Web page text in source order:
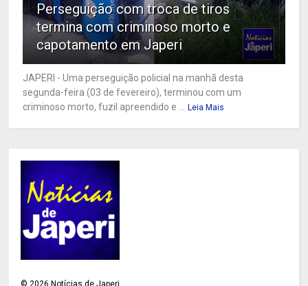
Perseguição com troca de tiros
termina com criminoso morto e
capotamento em Japeri
JAPERI - Uma perseguição policial na manhã desta
segunda-feira (03 de fevereiro), terminou com um
criminoso morto, fuzil apreendido e ...
Leia Mais
© 2026 Notícias de Japeri